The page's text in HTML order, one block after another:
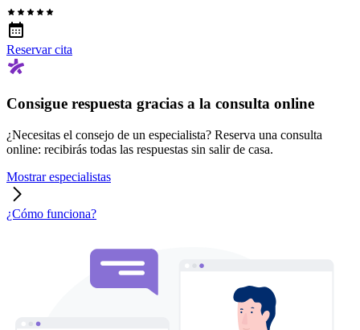
Reservar cita
Consigue respuesta gracias a la consulta online
¿Necesitas el consejo de un especialista? Reserva una consulta
online: recibirás todas las respuestas sin salir de casa.
Mostrar especialistas
¿Cómo funciona?